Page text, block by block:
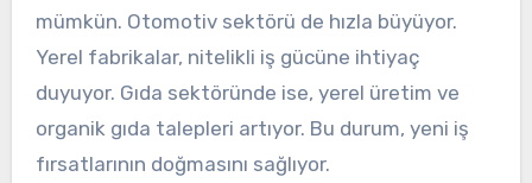
mümkün. Otomotiv sektörü de hızla büyüyor.
Yerel fabrikalar, nitelikli iş gücüne ihtiyaç
duyuyor. Gıda sektöründe ise, yerel üretim ve
organik gıda talepleri artıyor. Bu durum, yeni iş
fırsatlarının doğmasını sağlıyor.